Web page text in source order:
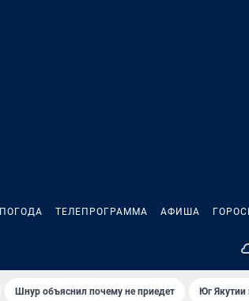
ПОГОДА ТЕЛЕПРОГРАММА АФИША
Шнур объяснил почему не приедет Юг Якутии